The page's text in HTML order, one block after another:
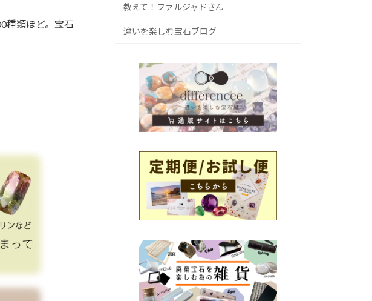
種類ほど。宝石
教えて！ファルジャドさん
違いを楽しむ宝石ブログ